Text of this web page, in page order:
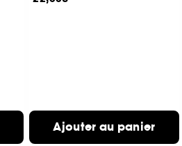
Ajouter au panier